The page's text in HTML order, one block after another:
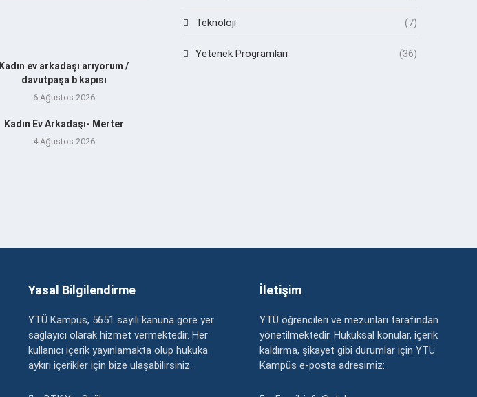
Kadın ev arkadaşı arıyorum /
davutpaşa b kapısı
6 Ağustos 2026
Kadın Ev Arkadaşı- Merter
4 Ağustos 2026
Teknoloji (7)
Yetenek Programları (36)
Yasal Bilgilendirme
YTÜ Kampüs, 5651 sayılı kanuna göre yer
sağlayıcı olarak hizmet vermektedir. Her
kullanıcı içerik yayınlamakta olup hukuka
aykırı içerikler için bize ulaşabilirsiniz.
İletişim
YTÜ öğrencileri ve mezunları tarafından
yönetilmektedir. Hukuksal konular, içerik
kaldırma, şikayet gibi durumlar için YTÜ
Kampüs e-posta adresimiz: